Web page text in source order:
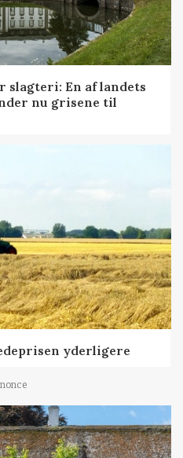
slagteri: En af landets
nu grisene til
yderligere